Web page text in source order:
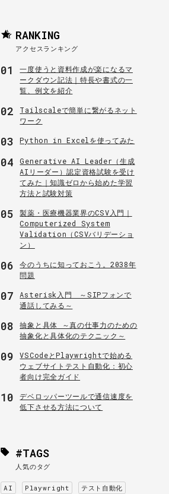
RANKING
アクセスランキング
01
一度使うと資料作成が楽になるマ
ークダウン記法｜特長や書式の一
覧、例文を紹介
02
Tailscaleで簡単に繋がるネット
ワーク
03 Python in Excelを使ってみた
04
Generative AI Leader（生成
AIリーダー）認定資格試験を受け
てみた｜知識ゼロから始めた学習
方法と試験対策
05
製薬・医療機器業界のCSV入門｜
Computerized System
Validation（CSVバリデーショ
ン）
06
今のうちに知っておこう。2038年
問題
07
Asterisk入門 ～SIPフォンで
通話してみる～
08
抽象と具体 ～真の仕事力のための
抽象化と具体化のテクニック～
09
VSCodeとPlaywrightで始める
ウェブサイトテスト自動化：初心
者向け完全ガイド
10
デベロッパーツールで通信速度を
低下させる方法について
#TAGS
人気のタグ
AI Playwright テスト自動化